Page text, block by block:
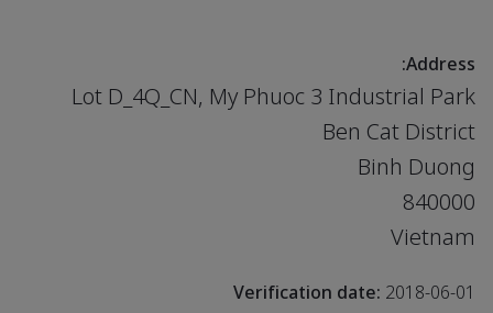
Address:
Lot D_4Q_CN, My Phuoc 3 Industrial Park
Ben Cat District
Binh Duong
840000
Vietnam
Verification date:2018-06-01